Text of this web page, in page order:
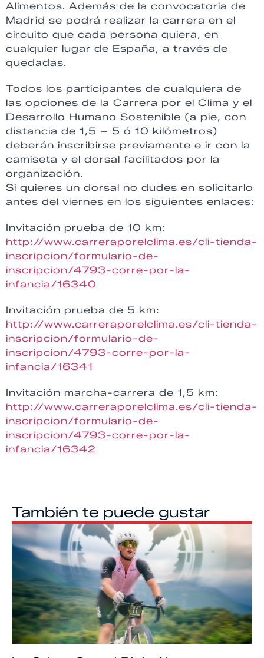
Alimentos. Además de la convocatoria de
Madrid se podrá realizar la carrera en el
circuito que cada persona quiera, en
cualquier lugar de España, a través de
quedadas.
Todos los participantes de cualquiera de
las opciones de la Carrera por el Clima y el
Desarrollo Humano Sostenible (a pie, con
distancia de 1,5 – 5 ó 10 kilómetros)
deberán inscribirse previamente e ir con la
camiseta y el dorsal facilitados por la
organización.
Si quieres un dorsal no dudes en solicitarlo
antes del viernes en los siguientes enlaces:
Invitación prueba de 10 km:
http://www.carreraporelclima.es/cli-tienda-
inscripcion/formulario-de-
inscripcion/4793-corre-por-la-
infancia/16340
Invitación prueba de 5 km:
http://www.carreraporelclima.es/cli-tienda-
inscripcion/formulario-de-
inscripcion/4793-corre-por-la-
infancia/16341
Invitación marcha-carrera de 1,5 km:
http://www.carreraporelclima.es/cli-tienda-
inscripcion/formulario-de-
inscripcion/4793-corre-por-la-
infancia/16342
También te puede gustar